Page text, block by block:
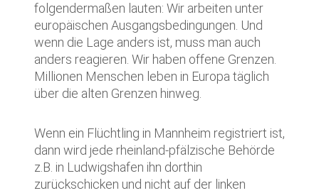
folgendermaßen lauten: Wir arbeiten unter
europäischen Ausgangsbedingungen. Und
wenn die Lage anders ist, muss man auch
anders reagieren. Wir haben offene Grenzen.
Millionen Menschen leben in Europa täglich
über die alten Grenzen hinweg.
Wenn ein Flüchtling in Mannheim registriert ist,
dann wird jede rheinland-pfälzische Behörde
z.B. in Ludwigshafen ihn dorthin
zurückschicken und nicht auf der linken